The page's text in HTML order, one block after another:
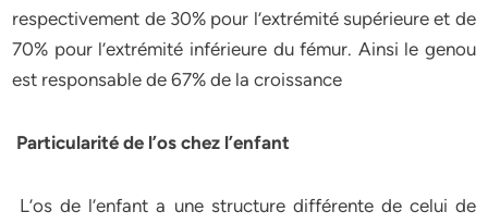
respectivement de 30% pour l’extrémité supérieure et de
70% pour l’extrémité inférieure du fémur. Ainsi le genou
est responsable de 67% de la croissance
Particularité de l’os chez l’enfant
L’os de l’enfant a une structure différente de celui de